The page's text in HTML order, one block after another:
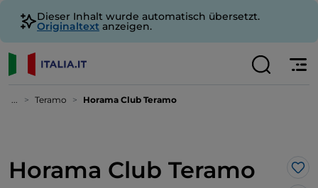
Dieser Inhalt wurde automatisch übersetzt.
Originaltext anzeigen.
... Teramo Horama Club Teramo
Horama Club Teramo